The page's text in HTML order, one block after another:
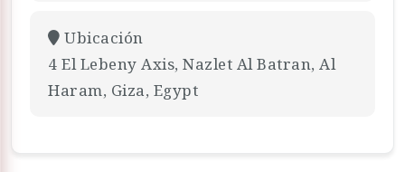
Ubicación
4 El Lebeny Axis, Nazlet Al Batran, Al
Haram, Giza, Egypt